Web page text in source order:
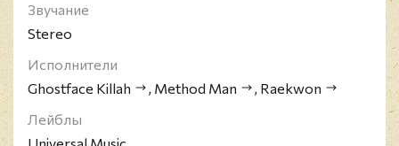
Звучание
Stereo
Исполнители
Ghostface Killah
, Method Man , Raekwon
Лейблы